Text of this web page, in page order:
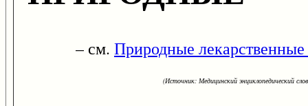
– см. Природные лекарственные
(Источник: Медицинский энциклопедический